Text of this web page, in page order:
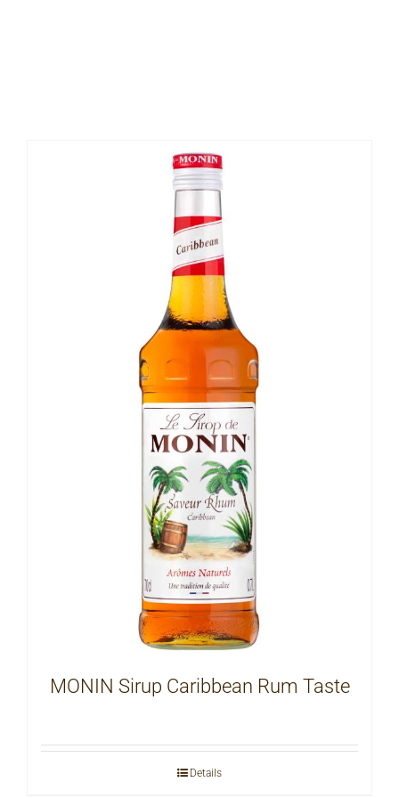
MONIN Sirup Caribbean Rum Taste
Details